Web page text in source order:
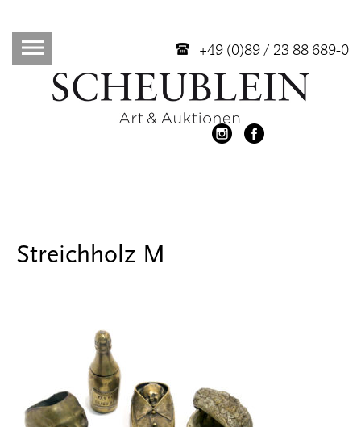
+49 (0)89 / 23 88 689-0
Streichholz M